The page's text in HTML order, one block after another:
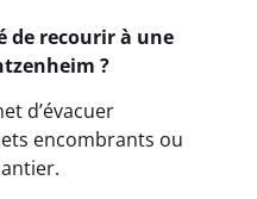
de recourir à une
?
d’évacuer
encombrants ou